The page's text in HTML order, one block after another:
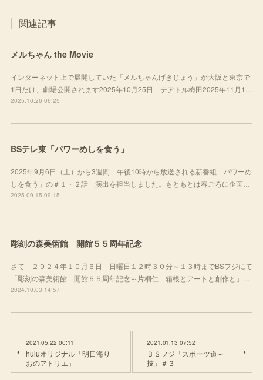
関連記事
メルちゃん the Movie
インターネット上で展開していた「メルちゃんげきじょう」が大阪と東京で
1日だけ、劇場公開されます2025年10月25日 テアトル梅田2025年11月1…
2025.10.26 06:25
BSテレ東「パワーめしを食う」
2025年9月6日（土）から3週間 午後10時から放送される新番組「パワーめ
しを食う」の＃１・２話 演出を担当しました。もともとは春ごろに企画…
2025.09.15 09:15
彫刻の森美術館 開館５５周年記念
さて ２０２４年１０月６日 日曜日１２時３０分～１３時までBSフジにて
「彫刻の森美術館 開館５５周年記念～片桐仁 箱根とアートと創作と」…
2024.10.03 14:57
2021.05.22 00:11
huluオリジナル「明日海り
おのアトリエ」
2021.01.13 07:52
ＢＳフジ「スポーツ道～
技」＃３